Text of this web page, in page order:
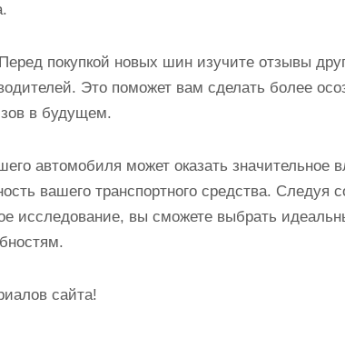
покупкой новых шин изучите отзывы
Это поможет вам сделать более
в будущем.
автомобиля может оказать значительное
вашего транспортного средства. Следуя
исследование, вы сможете выбрать
сайта!